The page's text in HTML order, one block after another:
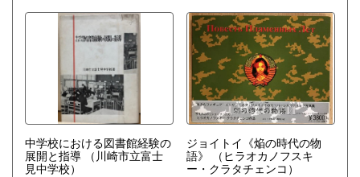
中学校における図書館経験の
展開と指導
（川崎市立富士
見中学校）
ジョイトイ《焔の時代の物
語》
（ヒラオカノフスキ
ー・クラタチェンコ）